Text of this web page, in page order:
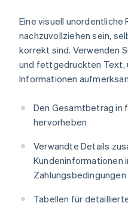
Eine visuell unordentliche
nachzuvollziehen sein,
korrekt sind. Verwenden
und fettgedruckten Text,
Informationen
Den Gesamtbetrag
hervorheben
Verwandte Details
Kundeninformationen
Tabellen für